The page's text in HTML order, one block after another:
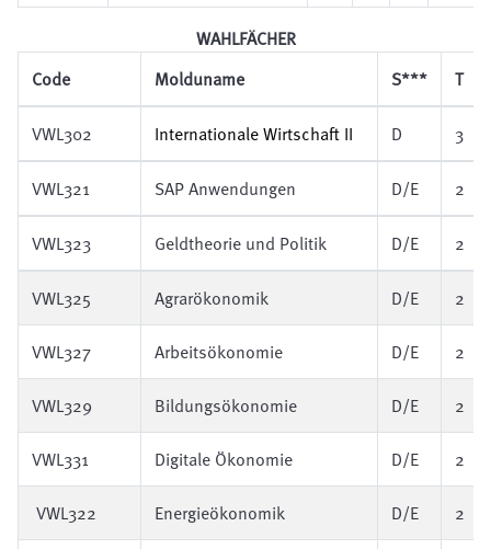
WAHLFÄCHER
Code
Molduname S*** T
VWL302 Internationale Wirtschaft II D 3
VWL321 SAP Anwendungen D/E 2
VWL323 Geldtheorie und Politik D/E 2
VWL325 Agrarökonomik D/E 2
VWL327 Arbeitsökonomie D/E 2
VWL329 Bildungsökonomie D/E 2
VWL331 Digitale Ökonomie D/E 2
VWL322 Energieökonomik D/E 2